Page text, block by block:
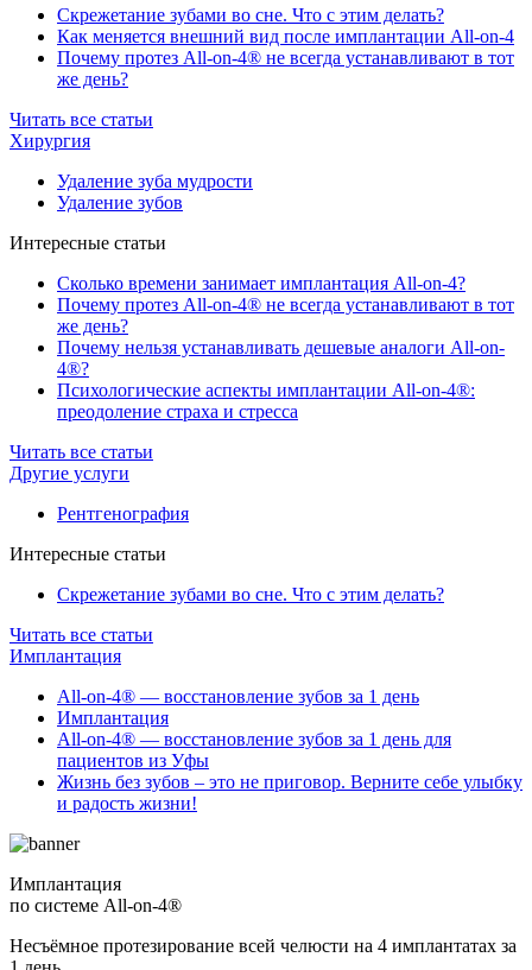
Скрежетание зубами во сне. Что с этим делать?
Как меняется внешний вид после имплантации All-on-4
Почему протез All-on-4® не всегда устанавливают в тот
же день?
Читать все статьи
Хирургия
Удаление зуба мудрости
Удаление зубов
Интересные статьи
Сколько времени занимает имплантация All-on-4?
Почему протез All-on-4® не всегда устанавливают в тот
же день?
Почему нельзя устанавливать дешевые аналоги All-on-
4®?
Психологические аспекты имплантации All-on-4®:
преодоление страха и стресса
Читать все статьи
Другие услуги
Рентгенография
Интересные статьи
Скрежетание зубами во сне. Что с этим делать?
Читать все статьи
Имплантация
All-on-4® — восстановление зубов за 1 день
Имплантация
All-on-4® — восстановление зубов за 1 день для
пациентов из Уфы
Жизнь без зубов – это не приговор. Верните себе улыбку
и радость жизни!
Имплантация
по системе All-on-4®
Несъёмное протезирование всей челюсти на 4 имплантатах за